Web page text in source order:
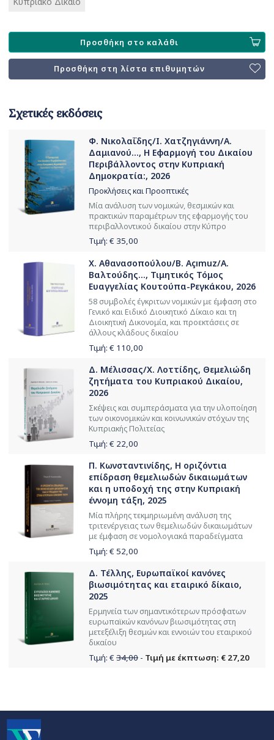
Προσθήκη στο καλάθι
Προσθήκη στη λίστα επιθυμητών
Σχετικές εκδόσεις
Φ. Νικολαΐδης/Ι. Χατζηγιάννη/Α.
Δαμιανού..., Η Εφαρμογή του Δικαίου
Περιβάλλοντος στην Κυπριακή
Δημοκρατία:, 2026
Προκλήσεις και Προοπτικές
Μία ανάλυση των νομικών, θεσμικών και
πρακτικών παραμέτρων της εφαρμογής του
περιβαλλοντικού δικαίου στην Κύπρο
Τιμή: € 35,00
Χ. Αθανασοπούλου/B. Açımuz/Α.
Βαλτούδης..., Τιμητικός Τόμος
Ευαγγελίας Κουτούπα-Ρεγκάκου, 2026
58 συμβολές έγκριτων νομικών με έμφαση στο
Γενικό και Ειδικό Διοικητικό Δίκαιο και τη
Διοικητική Δικονομία, και προεκτάσεις σε
άλλους κλάδους δικαίου
Τιμή: € 110,00
Δ. Μέλισσας/Χ. Λοττίδης, Θεμελιώδη
ζητήματα του Κυπριακού Δικαίου,
2026
Σκέψεις και συμπεράσματα για την υλοποίηση
των οικονομικών και κοινωνικών στόχων της
Κυπριακής Πολιτείας
Τιμή: € 22,00
Π. Κωνσταντινίδης, Η οριζόντια
επίδραση θεμελιωδών δικαιωμάτων
και η υποδοχή της στην Kυπριακή
έννομη τάξη, 2025
Μία πλήρης τεκμηριωμένη ανάλυση της
τριτενέργειας των θεμελιωδών δικαιωμάτων
με έμφαση σε νομολογιακά παραδείγματα
Τιμή: € 52,00
Δ. Τέλλης, Ευρωπαϊκοί κανόνες
βιωσιμότητας και εταιρικό δίκαιο,
2025
Ερμηνεία των σημαντικότερων πρόσφατων
ευρωπαϊκών κανόνων βιωσιμότητας στη
μετεξέλιξη θεσμών και εννοιών του εταιρικού
δικαίου
Τιμή: € 34,00 - Τιμή με έκπτωση: € 27,20